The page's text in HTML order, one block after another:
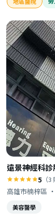
遠景神經科
5 （
高雄市楠梓區
美容醫學